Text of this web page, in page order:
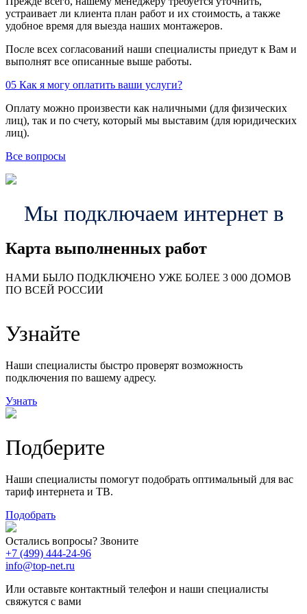
устраивает ли клиента план работ и их стоимость, а также
удобное время для выезда наших монтажеров.
После всех согласований наши специалисты приедут к Вам и
выполнят все описанные выше работы.
05 Как я могу оплатить ваши услуги?
Оплату можно произвести как наличными (для физических
лиц), так и по счету, который мы выставим (для юридических
лиц).
Все вопросы
Мы подключаем интернет в
Карта выполненных работ
НАМИ БЫЛО ПОДКЛЮЧЕНО УЖЕ БОЛЕЕ 3 000 ДОМОВ
ПО ВСЕЙ РОССИИ
57
29
99
48
Узнайте
Наши специалисты быстро проверят возможность
подключения по вашему адресу.
Узнать
Подберите
Наши специалисты помогут подобрать оптимальный для вас
тариф интернета и ТВ.
Подобрать
Остались вопросы? Звоните
+7 (499) 444-24-96
info@top-net.ru
Или оставьте контактный телефон и наши специалисты
свяжутся с вами